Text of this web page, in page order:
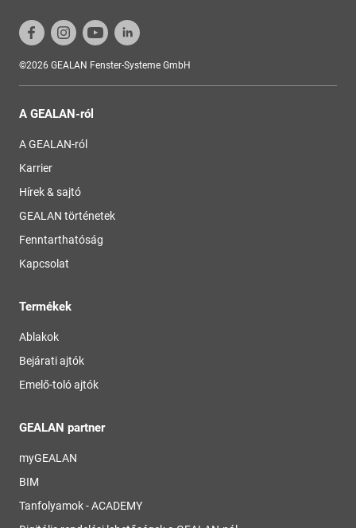
©2026 GEALAN Fenster-Systeme GmbH
A GEALAN-ról
A GEALAN-ról
Karrier
Hírek & sajtó
GEALAN történetek
Fenntarthatóság
Kapcsolat
Termékek
Ablakok
Bejárati ajtók
Emelő-toló ajtók
GEALAN partner
myGEALAN
BIM
Tanfolyamok - ACADEMY